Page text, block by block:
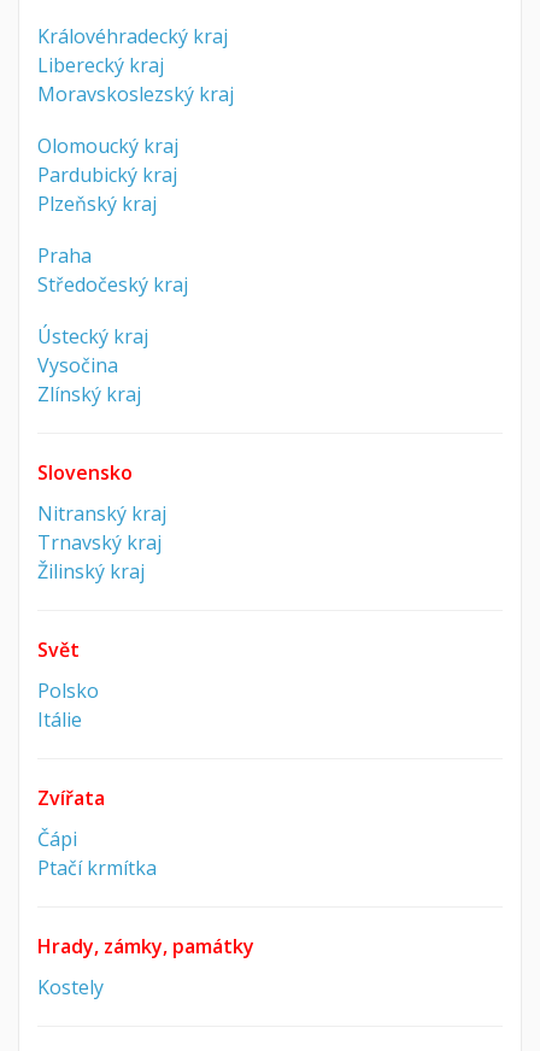
Královéhradecký kraj
Liberecký kraj
Moravskoslezský kraj
Olomoucký kraj
Pardubický kraj
Plzeňský kraj
Praha
Středočeský kraj
Ústecký kraj
Vysočina
Zlínský kraj
Slovensko
Nitranský kraj
Trnavský kraj
Žilinský kraj
Svět
Polsko
Itálie
Zvířata
Čápi
Ptačí krmítka
Hrady, zámky, památky
Kostely